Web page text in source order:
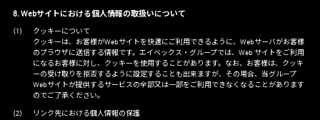
8. Webサイトにおける個人情報の取扱いについて
クッキーについて
クッキーは、お客様がWebサイトを快適にご利用できるように、Webサーバがお客様
のプラウザに送信する情報です。エイベックス・グループでは、Web サイトをご利用
になるお客様に対し、クッキーを使用することがあります。なお、お客様は、クッキ
ーの受け取りを拒否するように設定することも出来ますが、その場合、当グループ
Webサイトが提供するサービスの全部又は一部をご利用できなくなることがあります
のでご了承ください。
リンク先における個人情報の保護